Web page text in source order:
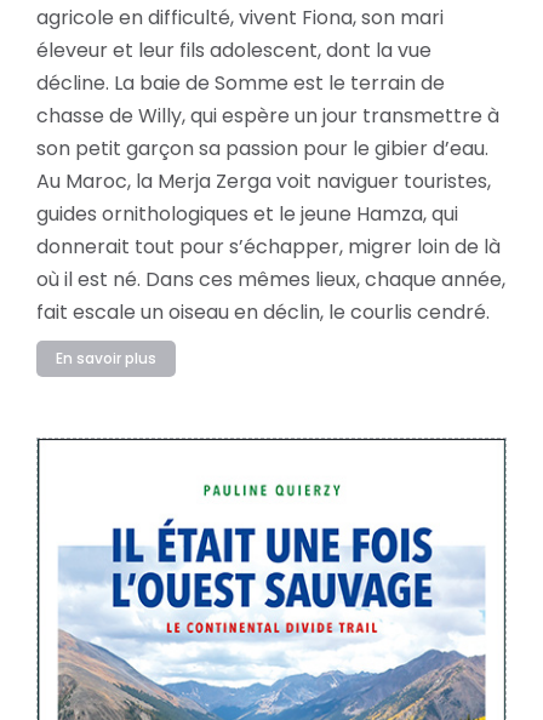
agricole en difficulté, vivent Fiona, son mari
éleveur et leur fils adolescent, dont la vue
décline. La baie de Somme est le terrain de
chasse de Willy, qui espère un jour transmettre à
son petit garçon sa passion pour le gibier d’eau.
Au Maroc, la Merja Zerga voit naviguer touristes,
guides ornithologiques et le jeune Hamza, qui
donnerait tout pour s’échapper, migrer loin de là
où il est né. Dans ces mêmes lieux, chaque année,
fait escale un oiseau en déclin, le courlis cendré.
En savoir plus